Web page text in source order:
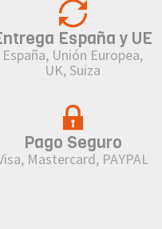
España y UE
España, Unión Europea,
UK, Suiza
Pago Seguro
Mastercard, PAYPAL